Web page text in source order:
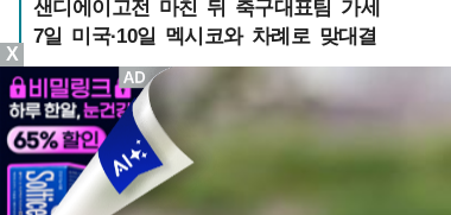
샌디에이고전 마친 뒤 축구대표팀 가세
7일 미국·10일 멕시코와 차례로 맞대결
X